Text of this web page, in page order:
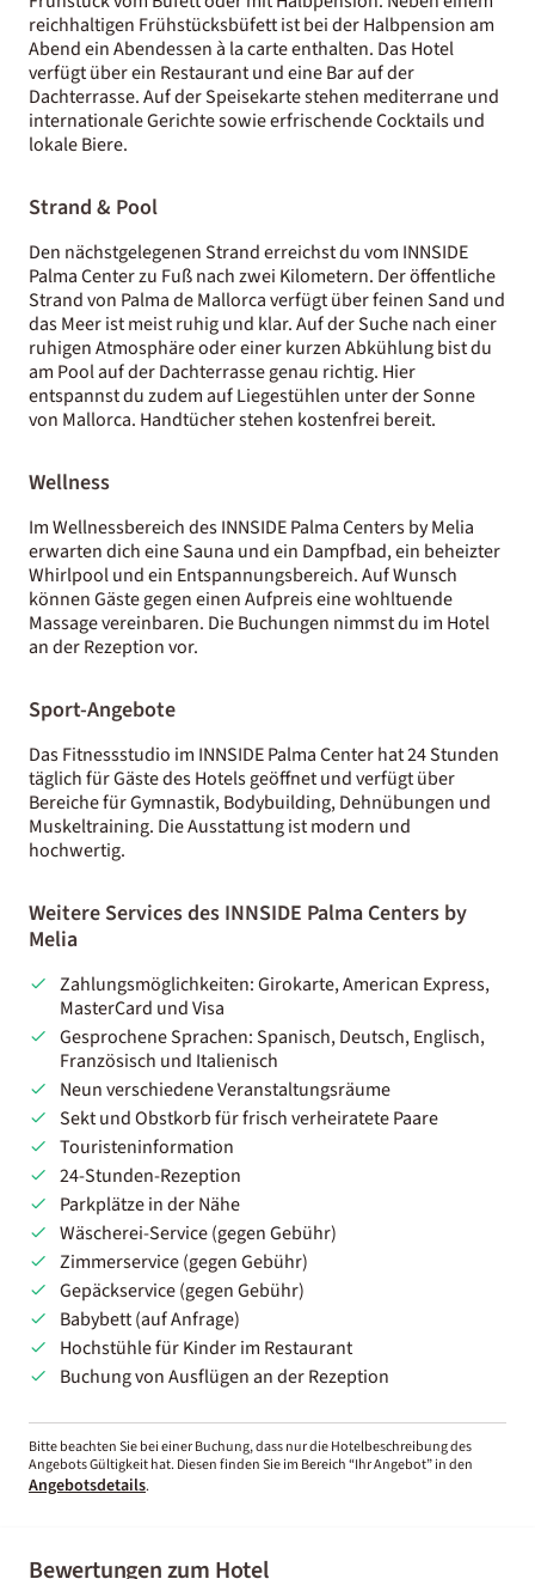
reichhaltigen Frühstücksbüfett ist bei der Halbpension am
Abend ein Abendessen à la carte enthalten. Das Hotel
verfügt über ein Restaurant und eine Bar auf der
Dachterrasse. Auf der Speisekarte stehen mediterrane und
internationale Gerichte sowie erfrischende Cocktails und
lokale Biere.
Strand & Pool
Den nächstgelegenen Strand erreichst du vom INNSIDE
Palma Center zu Fuß nach zwei Kilometern. Der öffentliche
Strand von Palma de Mallorca verfügt über feinen Sand und
das Meer ist meist ruhig und klar. Auf der Suche nach einer
ruhigen Atmosphäre oder einer kurzen Abkühlung bist du
am Pool auf der Dachterrasse genau richtig. Hier
entspannst du zudem auf Liegestühlen unter der Sonne
von Mallorca. Handtücher stehen kostenfrei bereit.
Wellness
Im Wellnessbereich des INNSIDE Palma Centers by Melia
erwarten dich eine Sauna und ein Dampfbad, ein beheizter
Whirlpool und ein Entspannungsbereich. Auf Wunsch
können Gäste gegen einen Aufpreis eine wohltuende
Massage vereinbaren. Die Buchungen nimmst du im Hotel
an der Rezeption vor.
Sport-Angebote
Das Fitnessstudio im INNSIDE Palma Center hat 24 Stunden
täglich für Gäste des Hotels geöffnet und verfügt über
Bereiche für Gymnastik, Bodybuilding, Dehnübungen und
Muskeltraining. Die Ausstattung ist modern und
hochwertig.
Weitere Services des INNSIDE Palma Centers by
Melia
Zahlungsmöglichkeiten: Girokarte, American Express,
MasterCard und Visa
Gesprochene Sprachen: Spanisch, Deutsch, Englisch,
Französisch und Italienisch
Neun verschiedene Veranstaltungsräume
Sekt und Obstkorb für frisch verheiratete Paare
Touristeninformation
24-Stunden-Rezeption
Parkplätze in der Nähe
Wäscherei-Service (gegen Gebühr)
Zimmerservice (gegen Gebühr)
Gepäckservice (gegen Gebühr)
Babybett (auf Anfrage)
Hochstühle für Kinder im Restaurant
Buchung von Ausflügen an der Rezeption
Bitte beachten Sie bei einer Buchung, dass nur die Hotelbeschreibung des
Angebots Gültigkeit hat. Diesen finden Sie im Bereich “Ihr Angebot” in den
Angebotsdetails.
Bewertungen zum Hotel